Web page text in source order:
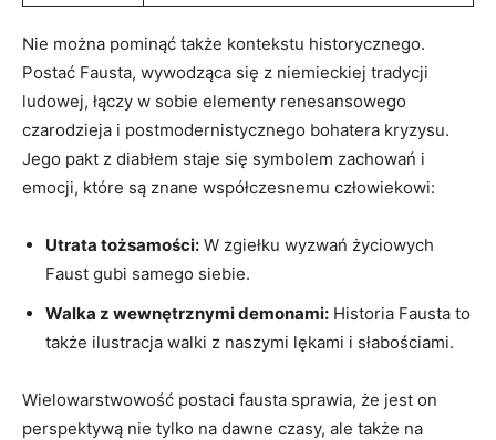
Nie można pominąć także kontekstu historycznego.
Postać Fausta, wywodząca się z niemieckiej tradycji
ludowej, łączy w sobie elementy renesansowego
czarodzieja i postmodernistycznego bohatera kryzysu.
Jego pakt z diabłem staje się symbolem zachowań i
emocji, które są znane współczesnemu człowiekowi:
Utrata tożsamości: W zgiełku wyzwań życiowych
Faust gubi samego siebie.
Walka z wewnętrznymi demonami: Historia Fausta to
także ilustracja walki z naszymi lękami i słabościami.
Wielowarstwowość postaci fausta sprawia, że jest on
perspektywą nie tylko na dawne czasy, ale także na